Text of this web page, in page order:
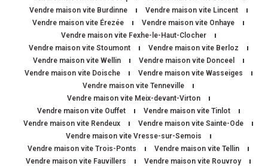
Vendre maison vite Burdinne
Vendre maison vite Lincent
Vendre maison vite Érezée
Vendre maison vite Onhaye
Vendre maison vite Fexhe-le-Haut-Clocher
Vendre maison vite Stoumont
Vendre maison vite Berloz
Vendre maison vite Wellin
Vendre maison vite Donceel
Vendre maison vite Doische
Vendre maison vite Wasseiges
Vendre maison vite Tenneville
Vendre maison vite Meix-devant-Virton
Vendre maison vite Ouffet
Vendre maison vite Tinlot
Vendre maison vite Rendeux
Vendre maison vite Sainte-Ode
Vendre maison vite Vresse-sur-Semois
Vendre maison vite Trois-Ponts
Vendre maison vite Tellin
Vendre maison vite Fauvillers
Vendre maison vite Rouvroy